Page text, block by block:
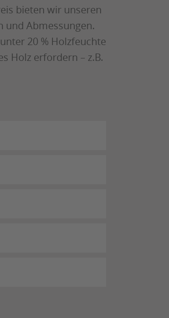
bieten wir unseren
und Abmessungen.
20 % Holzfeuchte
Holz erfordern – z.B.